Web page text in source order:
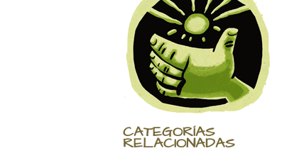
CATEGORÍAS
RELACIONADAS